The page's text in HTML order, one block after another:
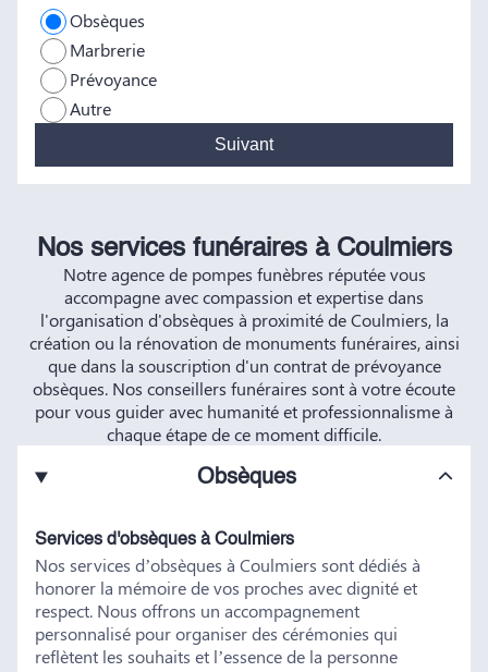
Obsèques
Marbrerie
Prévoyance
Autre
Suivant
Nos services funéraires à Coulmiers
Notre agence de pompes funèbres réputée vous
accompagne avec compassion et expertise dans
l'organisation d'obsèques à proximité de Coulmiers, la
création ou la rénovation de monuments funéraires, ainsi
que dans la souscription d'un contrat de prévoyance
obsèques. Nos conseillers funéraires sont à votre écoute
pour vous guider avec humanité et professionnalisme à
chaque étape de ce moment difficile.
Obsèques
Services d'obsèques à Coulmiers
Nos services d’obsèques à Coulmiers sont dédiés à
honorer la mémoire de vos proches avec dignité et
respect. Nous offrons un accompagnement
personnalisé pour organiser des cérémonies qui
reflètent les souhaits et l’essence de la personne